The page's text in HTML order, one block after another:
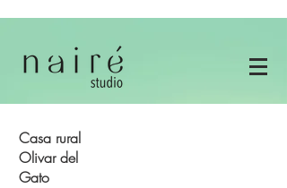
Casa rural
Olivar del
Gato